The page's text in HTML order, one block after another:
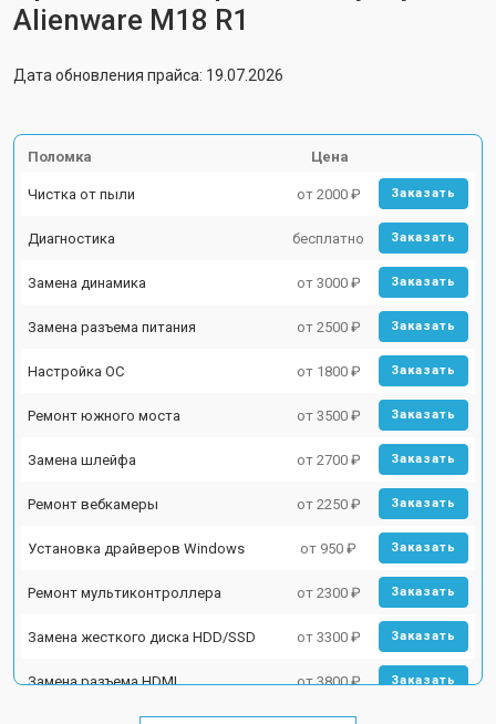
Alienware M18 R1
Дата обновления прайса: 19.07.2026
Поломка Цена
Чистка от пыли от 2000 ₽ Заказать
Диагностика бесплатно Заказать
Замена динамика от 3000 ₽ Заказать
Замена разъема питания от 2500 ₽ Заказать
Настройка ОС от 1800 ₽ Заказать
Ремонт южного моста от 3500 ₽ Заказать
Замена шлейфа от 2700 ₽ Заказать
Ремонт вебкамеры от 2250 ₽ Заказать
Установка драйверов Windows от 950 ₽ Заказать
Ремонт мультиконтроллера от 2300 ₽ Заказать
Замена жесткого диска HDD/SSD от 3300 ₽ Заказать
Замена разъема HDMI от 3800 ₽ Заказать